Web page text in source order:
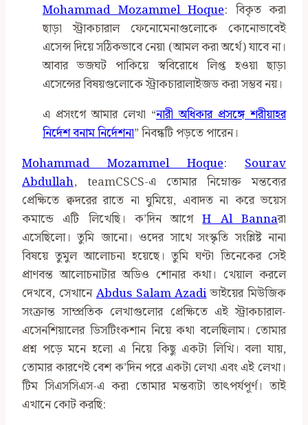
Mohammad Mozammel Hoque: বিকৃত করা
ছাড়া স্ট্রাকচারাল ফেনোমেনাগুলোকে কোনোভাবেই
এসেন্স দিয়ে সঠিকভাবে নেয়া (আমল করা অর্থে) যাবে না।
আবার ভজঘট পাকিয়ে স্ববিরোধে লিপ্ত হওয়া ছাড়া
এসেন্সের বিষয়গুলোকে স্ট্রাকচারালাইজড করা সম্ভব নয়।
এ প্রসংগে আমার লেখা “নারী অধিকার প্রসঙ্গে শরীয়াহর
নির্দেশ বনাম নির্দেশনা” নিবন্ধটি পড়তে পারেন।
Mohammad Mozammel Hoque: Sourav
Abdullah, teamCSCS-এ তোমার নিম্নোক্ত মন্তব্যের
প্রেক্ষিতে ক্বদরের রাতে না ঘুমিয়ে, এবাদত না করে ভয়েস
কমান্ডে এটি লিখেছি। ক’দিন আগেH Al Bannaরা
এসেছিলো। তুমি জানো। ওদের সাথে সংস্কৃতি সংশ্লিষ্ট নানা
বিষয়ে তুমুল আলোচনা হয়েছে। তুমি ঘণ্টা তিনেকের সেই
প্রাণবন্ত আলোচনাটার অডিও শোনার কথা। খেয়াল করলে
দেখবে, সেখানেAbdus Salam Azadiভাইয়ের মিউজিক
সংক্রান্ত সাম্প্রতিক লেখাগুলোর প্রেক্ষিতে এই স্ট্রাকচারাল-
এসেনশিয়ালের ডিসটিংকশান নিয়ে কথা বলেছিলাম। তোমার
প্রশ্ন পড়ে মনে হলো এ নিয়ে কিছু একটা লিখি। বলা যায়,
তোমার কারণেই বেশ ক’দিন পরে একটা লেখা এবং এই লেখা।
টিম সিএসসিএস-এ করা তোমার মন্তব্যটা তাৎপর্যপূর্ণ। তাই
এখানে কোট করছি: